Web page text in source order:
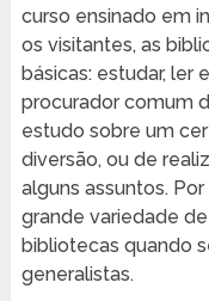
curso ensinado em
os visitantes, as
básicas: estudar, ler
procurador comum
estudo sobre um
diversão, ou de
alguns assuntos.
grande variedade
bibliotecas quando
generalistas.